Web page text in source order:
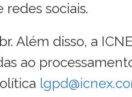
sociais.
Além disso, a
ao